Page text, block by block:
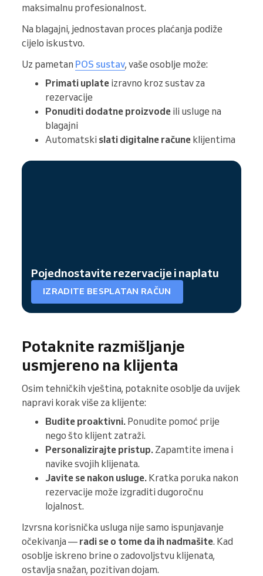
maksimalnu profesionalnost.
Na blagajni, jednostavan proces plaćanja podiže
cijelo iskustvo.
Uz pametan POS sustav, vaše osoblje može:
Primati uplate izravno kroz sustav za
rezervacije
Ponuditi dodatne proizvode ili usluge na
blagajni
Automatski slati digitalne račune klijentima
Pojednostavite rezervacije i naplatu
IZRADITE BESPLATAN RAČUN
Potaknite razmišljanje
usmjereno na klijenta
Osim tehničkih vještina, potaknite osoblje da uvijek
napravi korak više za klijente:
Budite proaktivni. Ponudite pomoć prije
nego što klijent zatraži.
Personalizirajte pristup. Zapamtite imena i
navike svojih klijenata.
Javite se nakon usluge. Kratka poruka nakon
rezervacije može izgraditi dugoročnu
lojalnost.
Izvrsna korisnička usluga nije samo ispunjavanje
očekivanja — radi se o tome da ih nadmašite. Kad
osoblje iskreno brine o zadovoljstvu klijenata,
ostavlja snažan, pozitivan dojam.